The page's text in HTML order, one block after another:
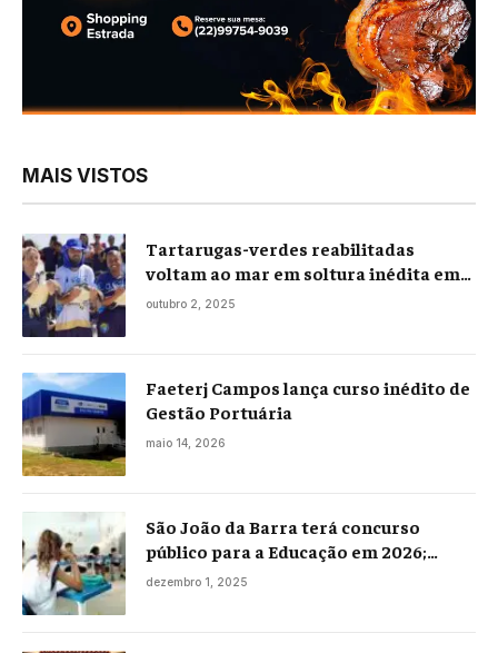
MAIS VISTOS
Tartarugas-verdes reabilitadas
voltam ao mar em soltura inédita em
Praia Seca
outubro 2, 2025
Faeterj Campos lança curso inédito de
Gestão Portuária
maio 14, 2026
São João da Barra terá concurso
público para a Educação em 2026;
projeto já está na Câmara
dezembro 1, 2025